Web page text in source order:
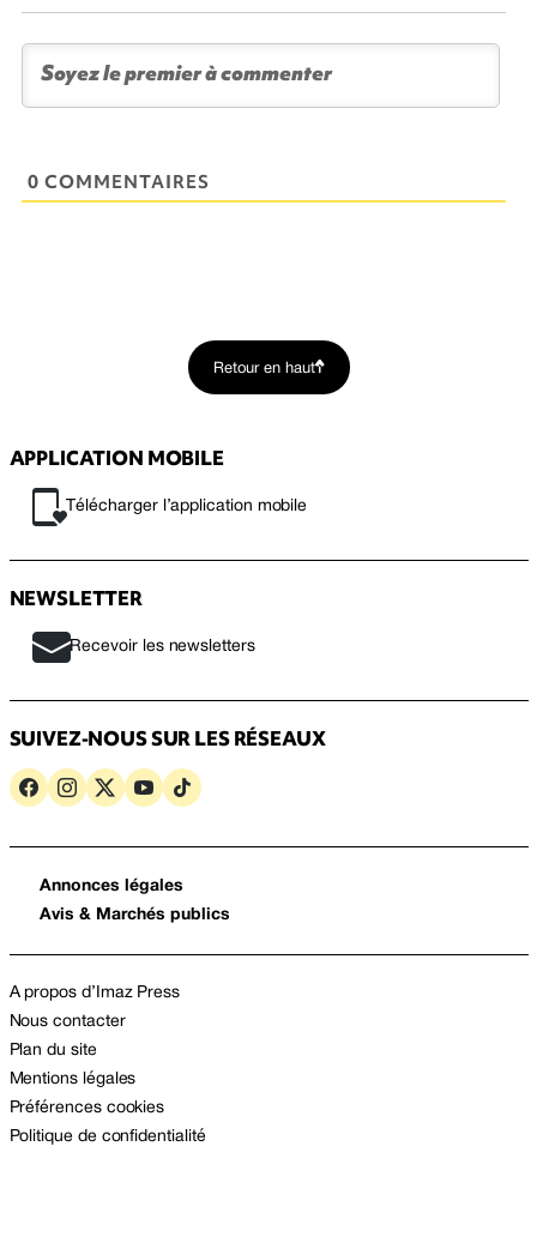
0 COMMENTAIRES
Retour en haut
APPLICATION MOBILE
Télécharger l’application mobile
NEWSLETTER
Recevoir les newsletters
SUIVEZ-NOUS SUR LES RÉSEAUX
Annonces légales
Avis & Marchés publics
A propos d’Imaz Press
Nous contacter
Plan du site
Mentions légales
Préférences cookies
Politique de confidentialité